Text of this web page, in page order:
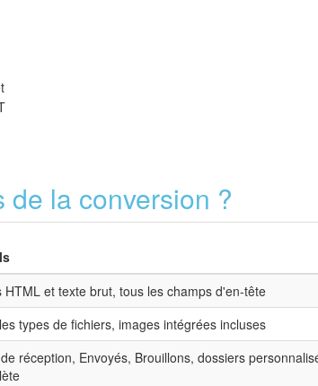
la conversion ?
HTML et texte brut, tous les champs d'en-tête
types de fichiers, images intégrées incluses
réception, Envoyés, Brouillons, dossiers